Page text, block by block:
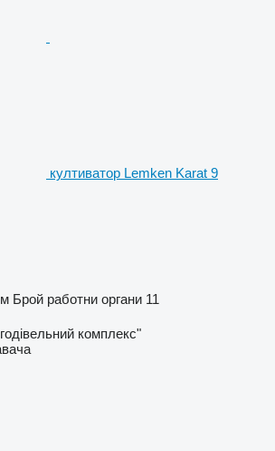
култиватор Lemken Karat 9
Брой работни органи 11
комплекс"